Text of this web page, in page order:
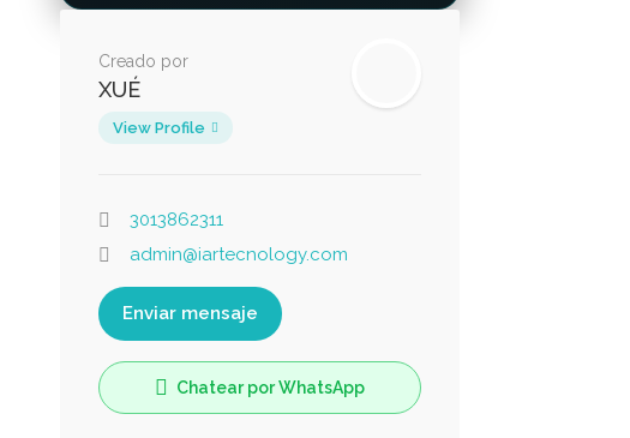
Creado por
XUÉ
View Profile
3013862311
admin@iartecnology.com
Enviar mensaje
Chatear por WhatsApp